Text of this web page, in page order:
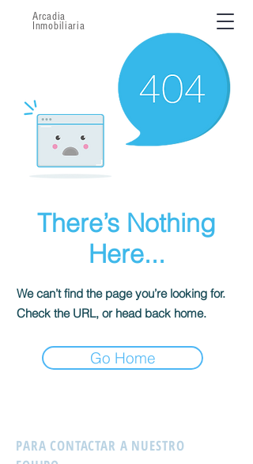
Arcadia
Inmobiliaria
There’s Nothing
Here...
We can’t find the page you’re looking for.
Check the URL, or head back home.
Go Home
PARA CONTACTAR A NUESTRO